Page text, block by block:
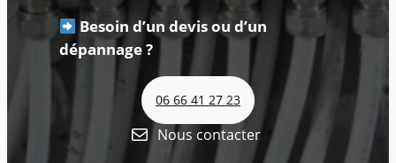
Besoin d’un devis ou d’un
dépannage ?
06 66 41 27 23
Nous contacter